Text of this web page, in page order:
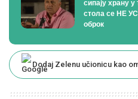
сипају храну
стола се НЕ
оброк
Dodaj Zelenu učionicu kao